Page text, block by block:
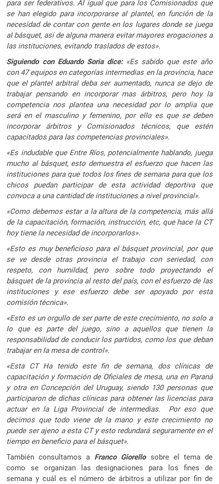
para ser federativos. Al igual que para los Comisionados que
se han elegido para incorporarse al plantel, en función de la
necesidad de contar con gente en los lugares donde se juega
al básquet, así de alguna manera evitar mayores erogaciones a
las instituciones, evitando traslados de estos».
Siguiendo con Eduardo Soria dice:«Es sabido que este año
con 47 equipos en categorías intermedias en la provincia, hace
que el plantel arbitral deba ser aumentado, nunca se dejo de
trabajar pensando en incorporar mas árbitros, pero hoy la
competencia nos plantea una necesidad por lo amplia que
será en el masculino y femenino, por ello es que se deben
incorporar árbitros y Comisionados técnicos, que estén
capacitados para las competencias provinciales».
«Es indudable que Entre Ríos, potencialmente hablando, juega
mucho al básquet, esto demuestra el esfuerzo que hacen las
instituciones para que todos los fines de semana para que los
chicos puedan participar de esta actividad deportiva que
convoca a una cantidad de instituciones a nivel provincial».
«Como debemos estar a la altura de la competencia, más allá
de la capacitación, formación, instrucción, etc, que hace la CT
hoy tiene la necesidad de incorporarlos».
«Esto es muy beneficioso para el básquet provincial, por que
se ve desde otras provincia el trabajo con seriedad, con
respeto, con humildad, pero sobre todo proyectando el
básquet de la provincia al resto del país, con el esfuerzo de las
instituciones y ese esfuerzo debe ser apoyado por esta
comisión técnica».
«Esto es un orgullo de ser parte de este crecimiento, no solo a
lo que es parte del juego, sino a aquellos que tienen la
responsabilidad de conducir los partidos, como los que deban
trabajar en la mesa de control».
«Esta CT Ha tenido este fin de semana, dos clínicas de
capacitación y formación de Oficiales de mesa, una en Paraná
y otra en Concepción del Uruguay, siendo 130 personas que
participaron de dichas clínicas para obtener las licencias para
actuar en la Liga Provincial de intermedias. Por eso que
decimos que todo viene de la mano y este crecimiento no
puede ser ajeno a esta CT y esto redundará seguramente en el
tiempo en beneficio para el básquet».
También consultamos a Franco Giorellosobre el tema de
como se organizan las designaciones para los fines de
semana y cuál es el número de árbitros a utilizar por fin de